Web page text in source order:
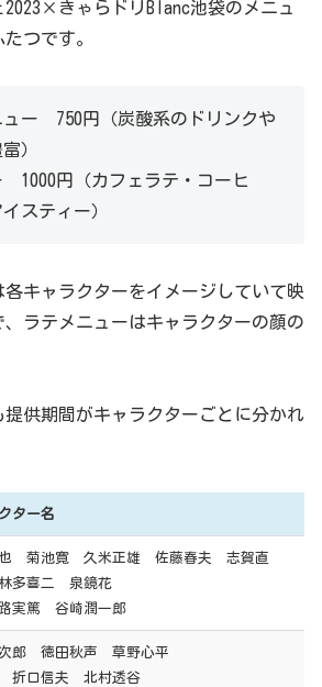
きゃらドリBlanc池袋のメニュ
つです。
ュー 750円（炭酸系のドリンクや
）
1000円（カフェラテ・コーヒ
スティー）
各キャラクターをイメージしていて映
、ラテメニューはキャラクターの顔の
提供期間がキャラクターごとに分かれ
ター名
也 菊池寛 久米正雄 佐藤春夫 志賀直
多喜二 泉鏡花
実篤 谷崎潤一郎
次郎 徳田秋声 草野心平
折口信夫 北村透谷